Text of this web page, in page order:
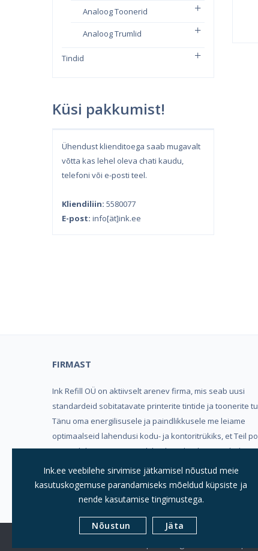
Analoog Toonerid
Analoog Trumlid
Tindid
Küsi pakkumist!
Ühendust klienditoega saab mugavalt
võtta kas lehel oleva chati kaudu,
telefoni või e-posti teel.
Kliendiliin: 5580077
E-post: info[ät]ink.ee
FIRMAST
Ink Refill OÜ on aktiivselt arenev firma, mis seab uusi
standardeid sobitatavate printerite tintide ja toonerite
Tänu oma energilisusele ja paindlikkusele me leiame
optimaalseid lahendusi kodu- ja kontoritrükiks, et Teil
vaja valida mugavuse, trükikvaliteedi ja hinna vahel.
Meeldivat ostukogemust soovides, Ink Refill OÜ
|
Ink.ee veebilehe sirvimise jätkamisel nõustud meie
kasutuskogemuse parandamiseks mõeldud küpsiste ja
nende kasutamise tingimustega.
Nõustun Jäta